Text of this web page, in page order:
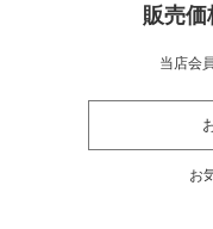
販売
当店会
お